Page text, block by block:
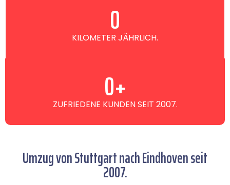
KILOMETER JÄHRLICH.
0
ZUFRIEDENE KUNDEN SEIT 2007.
0+
Umzug von Stuttgart nach Eindhoven seit
2007.